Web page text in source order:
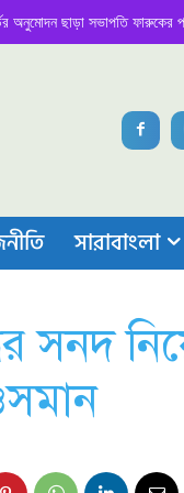
ছাড়া সভাপতি ফারুকের প্রায় ১২০
সারাবাংলা
সনদ